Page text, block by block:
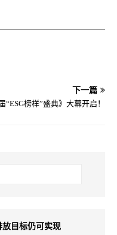
下一篇
“ESG榜样”盛典》大幕开启！
放目标仍可实现